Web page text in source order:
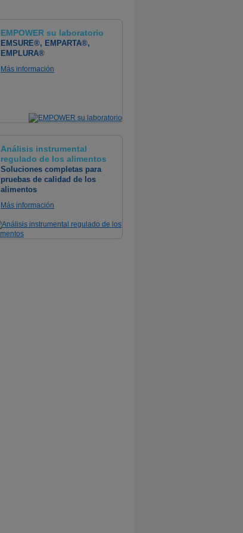
EMPOWER su laboratorio
EMSURE®, EMPARTA®,
EMPLURA®
Más información
Análisis instrumental
regulado de los alimentos
Soluciones completas para
pruebas de calidad de los
alimentos
Más información